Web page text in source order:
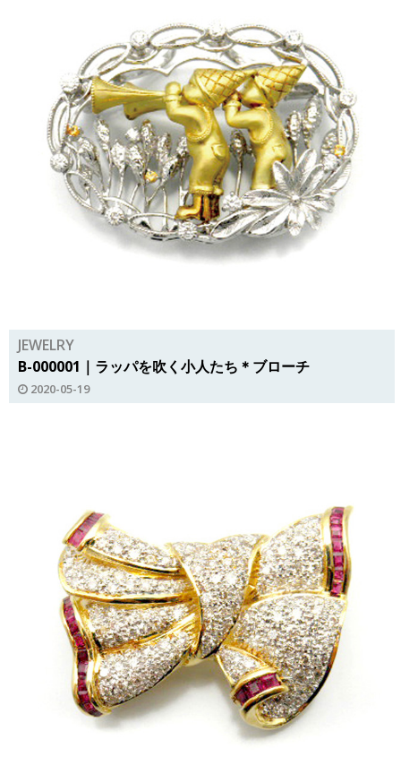
JEWELRY
B-000001｜ラッパを吹く小人たち＊ブローチ
2020-05-19